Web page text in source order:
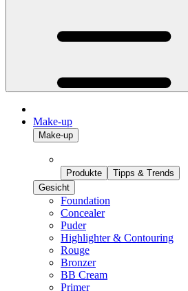
Make-up
Make-up
Produkte
Tipps & Trends
Gesicht
Foundation
Concealer
Puder
Highlighter & Contouring
Rouge
Bronzer
BB Cream
Primer